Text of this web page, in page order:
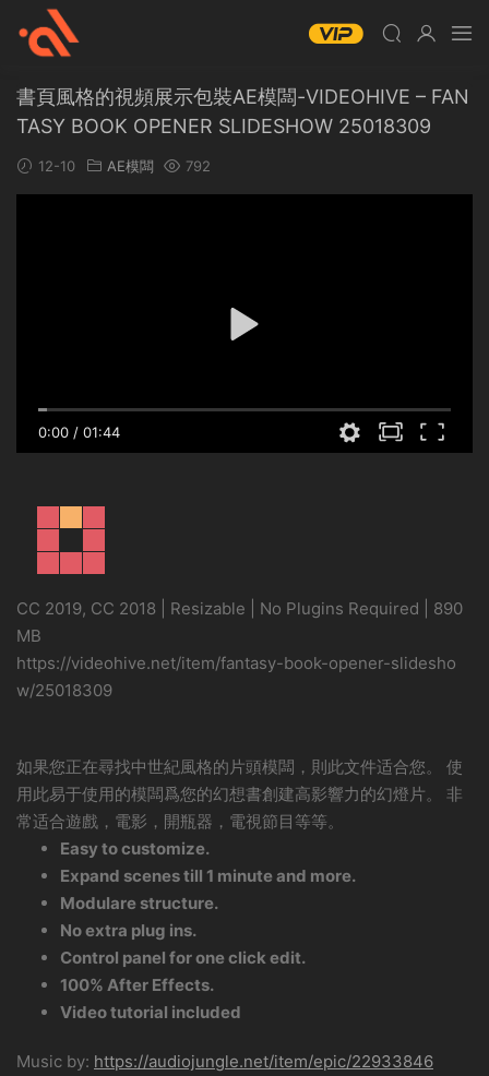
書頁風格的視頻展示包裝AE模闆-VIDEOHIVE – FAN
TASY BOOK OPENER SLIDESHOW 25018309
12-10 AE模闆 792
0:00 / 01:44
CC 2019, CC 2018 | Resizable | No Plugins Required | 890
MB
https://videohive.net/item/fantasy-book-opener-slidesho
w/25018309
如果您正在尋找中世紀風格的片頭模闆，則此文件适合您。 使
用此易于使用的模闆爲您的幻想書創建高影響力的幻燈片。 非
常适合遊戲，電影，開瓶器，電視節目等等。
Easy to customize.
Expand scenes till 1 minute and more.
Modulare structure.
No extra plug ins.
Control panel for one click edit.
100% After Effects.
Video tutorial included
Music by: https://audiojungle.net/item/epic/22933846